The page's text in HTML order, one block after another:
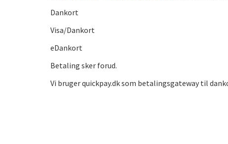
Dankort
Visa/Dankort
eDankort
Betaling sker forud.
Vi bruger quickpay.dk som betalingsgateway til